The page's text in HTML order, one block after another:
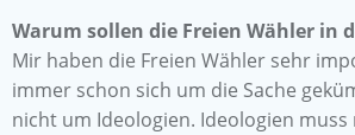
Warum sollen die Freien Wähler in
Mir haben die Freien Wähler sehr
immer schon sich um die Sache
nicht um Ideologien. Ideologien muss